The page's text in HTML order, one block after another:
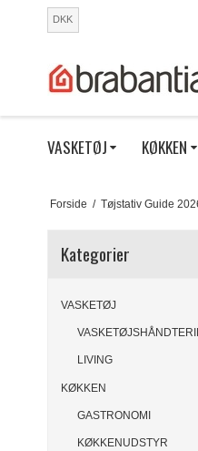
DKK
VASKETØJ KØKKEN
Forside / Tøjstativ Guide
Kategorier
VASKETØJ
LIVING
KØKKEN
GASTRONOMI
KØKKENUDSTYR